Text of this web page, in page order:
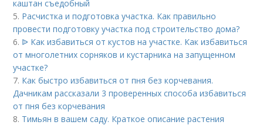
каштан съедобный
5. Расчистка и подготовка участка. Как правильно
провести подготовку участка под строительство дома?
6. ᐉ Как избавиться от кустов на участке. Как избавиться
от многолетних сорняков и кустарника на запущенном
участке?
7. Как быстро избавиться от пня без корчевания.
Дачникам рассказали 3 проверенных способа избавиться
от пня без корчевания
8. Тимьян в вашем саду. Краткое описание растения